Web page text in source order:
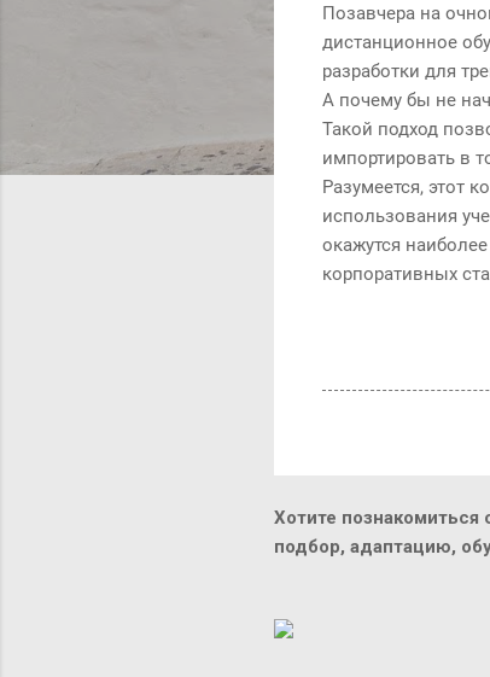
Позавчера на
дистанционное
разработки для
А почему бы не
Такой подход
импортировать в
Разумеется, этот
использования
окажутся
корпоративных
Хотите познакомиться
подбор, адаптацию,